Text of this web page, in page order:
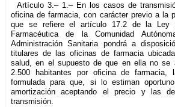
Artículo 3.– 1.– En los casos de
oficina de farmacia, con carácter previo a la
que se refiere el artículo 17.2 de la Ley
Farmacéutica de la Comunidad
Administración Sanitaria pondrá a
titulares de las oficinas de farmacia
salud, en el supuesto de que en ella no se
2.500 habitantes por oficina de farmacia,
formulada para que, si lo estiman
amortización aceptando el precio y las
transmisión.